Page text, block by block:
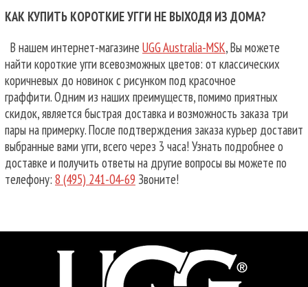
КАК КУПИТЬ КОРОТКИЕ УГГИ НЕ ВЫХОДЯ ИЗ ДОМА?
В нашем интернет-магазине UGG Australia-MSK, Вы можете
найти короткие угги всевозможных цветов: от классических
коричневых до новинок с рисунком под красочное
граффити. Одним из наших преимуществ, помимо приятных
скидок, является быстрая доставка и возможность заказа три
пары на примерку. После подтверждения заказа курьер доставит
выбранные вами угги, всего через 3 часа! Узнать подробнее о
доставке и получить ответы на другие вопросы вы можете по
телефону: 8 (495) 241-04-69 Звоните!